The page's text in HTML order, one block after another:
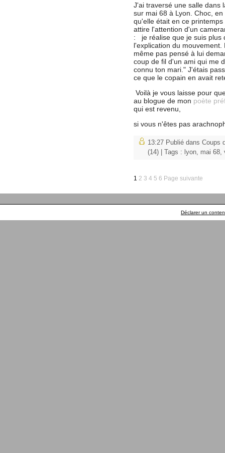
J'ai traversé une salle dans
sur mai 68 à Lyon. Choc,
qu'elle était en ce
attire l'attention d'un
: je réalise que je suis plus
l'explication du
même pas pensé à lui
coup de fil d'un ami qui me
connu ton mari." J'étais
ce que le copain en avait
Voilà je vous laisse pour
au blogue de mon poète
qui est revenu,
si vous n'êtes pas
13:27 Publié dans Coups
(14) | Tags : lyon mai 68
1 2 3 4 5 6 Page suivante
Déclarer un